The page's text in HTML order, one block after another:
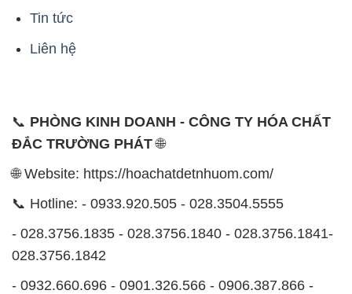
Tin tức
Liên hệ
📞 PHÒNG KINH DOANH - CÔNG TY HÓA CHẤT
ĐẮC TRƯỜNG PHÁT🌐
🌐 Website: https://hoachatdetnhuom.com/
📞 Hotline: - 0933.920.505 - 028.3504.5555
- 028.3756.1835 - 028.3756.1840 - 028.3756.1841-
028.3756.1842
- 0932.660.696 - 0901.326.566 - 0906.387.866 -